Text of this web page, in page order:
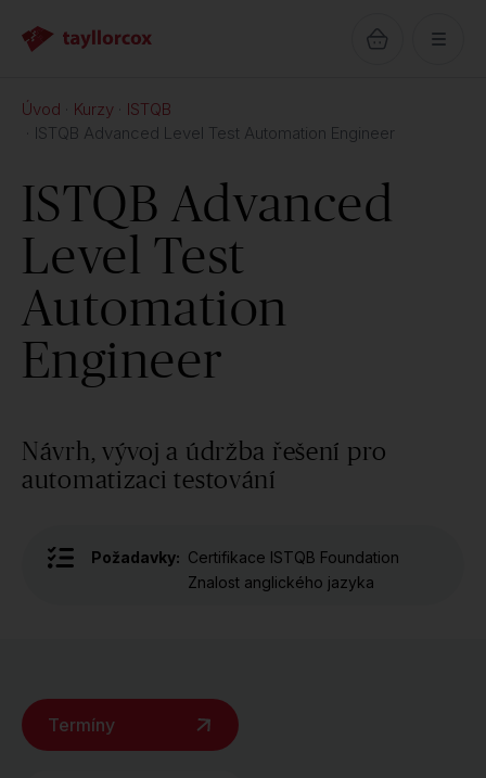
Úvod Kurzy
ISTQB
ISTQB Advanced Level Test Automation Engineer
ISTQB Advanced
Level Test
Automation
Engineer
Návrh, vývoj a údržba řešení pro
automatizaci testování
Požadavky: Certifikace ISTQB Foundation
Znalost anglického jazyka
Termíny